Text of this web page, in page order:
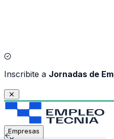
Inscribite a Jornadas de
Empresas